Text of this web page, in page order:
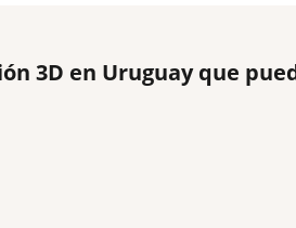
3D en Uruguay que